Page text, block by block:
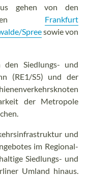
gehen von den
Frankfurt
Spreesowie von
Siedlungs- und
(RE1/S5) und der
der Metropole
und
im Regional-
Siedlungs- und
Umland hinaus.